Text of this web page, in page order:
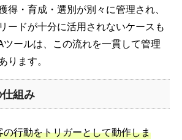
得・育成・選別が別々に管理され、
ードが十分に活用されないケースも
ツールは、この流れを一貫して管理
ります。
組み
行動をトリガーとして動作しま